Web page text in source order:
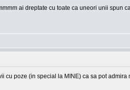
ai dreptate cu toate ca uneori unii
cu poze (in special la MINE) ca sa pot admira